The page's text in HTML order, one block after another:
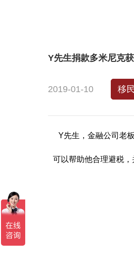
Y先生捐款多米尼克
2019-01-10 移
Y先生，金融公司老
可以帮助他合理避税